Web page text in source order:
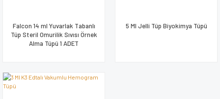
Falcon 14 ml Yuvarlak Tabanlı
Tüp Steril Omurilik Sıvısı Örnek
Alma Tüpü 1 ADET
5 Ml Jelli Tüp Biyokimya Tüpü